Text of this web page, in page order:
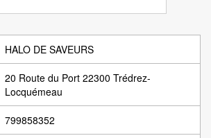
HALO DE SAVEURS
20 Route du Port 22300 Trédrez-
Locquémeau
799858352